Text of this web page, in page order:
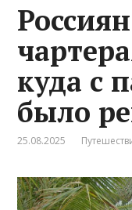
куда с
было
25.08.2025